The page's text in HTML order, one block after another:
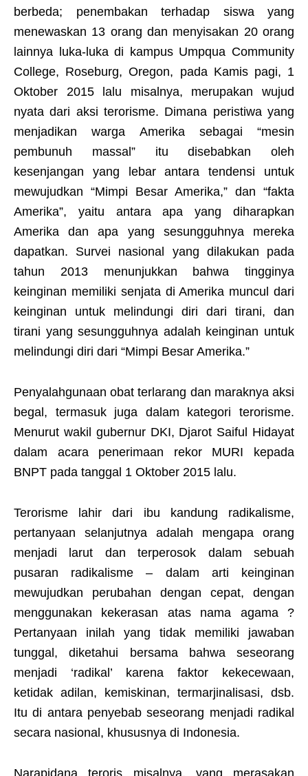
berbeda; penembakan terhadap siswa yang
menewaskan 13 orang dan menyisakan 20 orang
lainnya luka-luka di kampus Umpqua Community
College, Roseburg, Oregon, pada Kamis pagi, 1
Oktober 2015 lalu misalnya, merupakan wujud
nyata dari aksi terorisme. Dimana peristiwa yang
menjadikan warga Amerika sebagai “mesin
pembunuh massal” itu disebabkan oleh
kesenjangan yang lebar antara tendensi untuk
mewujudkan “Mimpi Besar Amerika,” dan “fakta
Amerika”, yaitu antara apa yang diharapkan
Amerika dan apa yang sesungguhnya mereka
dapatkan. Survei nasional yang dilakukan pada
tahun 2013 menunjukkan bahwa tingginya
keinginan memiliki senjata di Amerika muncul dari
keinginan untuk melindungi diri dari tirani, dan
tirani yang sesungguhnya adalah keinginan untuk
melindungi diri dari “Mimpi Besar Amerika.”
Penyalahgunaan obat terlarang dan maraknya aksi
begal, termasuk juga dalam kategori terorisme.
Menurut wakil gubernur DKI, Djarot Saiful Hidayat
dalam acara penerimaan rekor MURI kepada
BNPT pada tanggal 1 Oktober 2015 lalu.
Terorisme lahir dari ibu kandung radikalisme,
pertanyaan selanjutnya adalah mengapa orang
menjadi larut dan terperosok dalam sebuah
pusaran radikalisme – dalam arti keinginan
mewujudkan perubahan dengan cepat, dengan
menggunakan kekerasan atas nama agama ?
Pertanyaan inilah yang tidak memiliki jawaban
tunggal, diketahui bersama bahwa seseorang
menjadi ‘radikal’ karena faktor kekecewaan,
ketidak adilan, kemiskinan, termarjinalisasi, dsb.
Itu di antara penyebab seseorang menjadi radikal
secara nasional, khususnya di Indonesia.